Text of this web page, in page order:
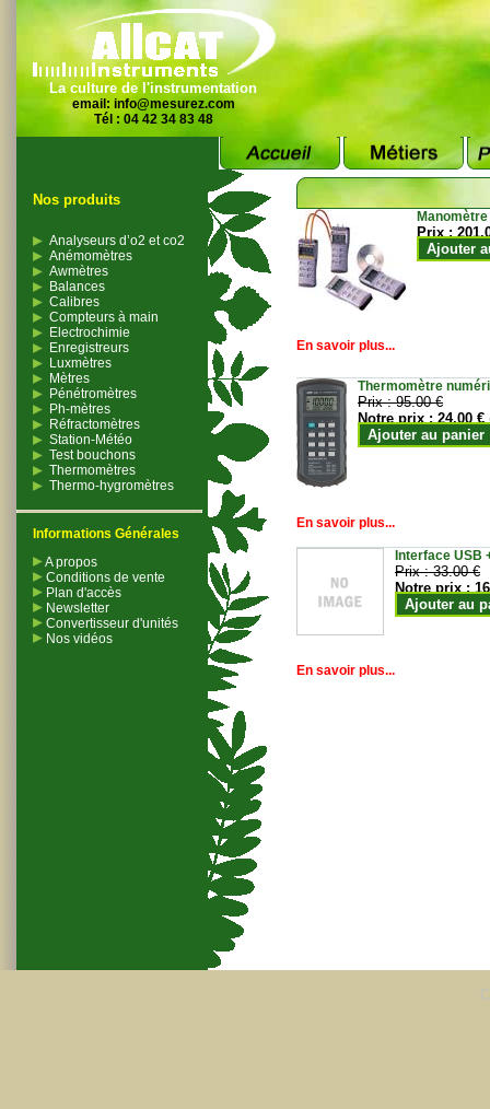
La culture de l'instrumentation
email: info@mesurez.com
Tél : 04 42 34 83 48
Nos produits
Analyseurs d’o2 et co2
Anémomètres
Awmètres
Balances
Calibres
Compteurs à main
Electrochimie
Enregistreurs
Luxmètres
Mètres
Pénétromètres
Ph-mètres
Réfractomètres
Station-Météo
Test bouchons
Thermomètres
Thermo-hygromètres
Informations Générales
A propos
Conditions de vente
Plan d'accès
Newsletter
Convertisseur d'unités
Nos vidéos
Prix :
Ajouter
En savoir plus...
Thermomètre
Prix :95.00 €
Notre prix :24.00 €
Ajouter au panier
En savoir plus...
Interface USB
Prix :33.00 €
Notre prix :
Ajouter au
En savoir plus...